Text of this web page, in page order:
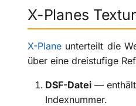
X-Planes
X-Plane unterteilt die
über eine dreistufige
DSF-Datei — enthält
Indexnummer.